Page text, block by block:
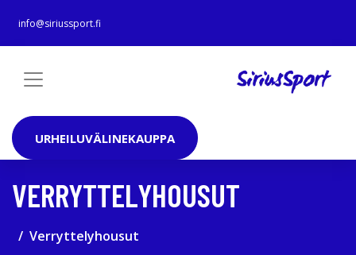
info@siriussport.fi
URHEILUVÄLINEKAUPPA
VERRYTTELYHOUSUT
Verryttelyhousut